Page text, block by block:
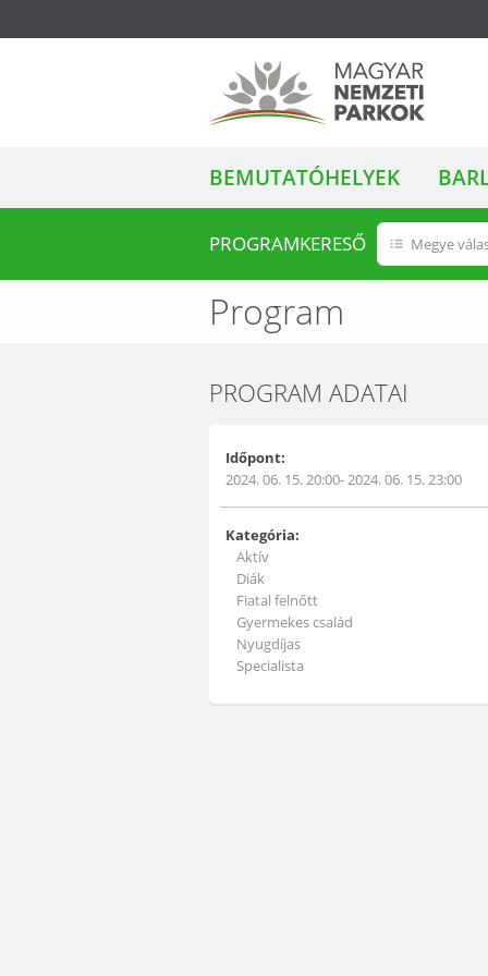
Magyar Nemzeti
Parkok
ALMENÜ
BEMUTATÓHELYEK
PROGRAMKERESŐ Megye
Program
PROGRAM ADATAI
Időpont:
2024. 06. 15. 20:00- 2024. 06. 15. 23:00
Kategória:
Aktív
Diák
Fiatal felnőtt
Gyermekes család
Nyugdíjas
Specialista